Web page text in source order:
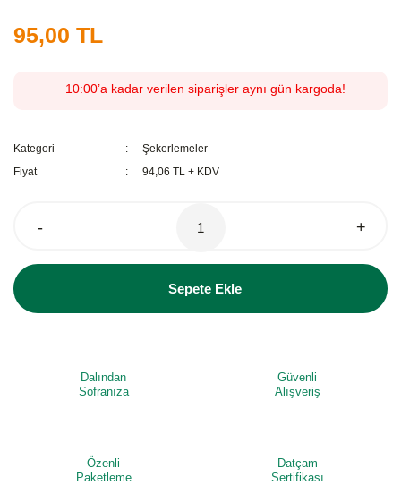
95,00 TL
10:00’a kadar verilen siparişler aynı gün kargoda!
Kategori
Şekerlemeler
Fiyat
94,06 TL + KDV
- +
Sepete Ekle
Dalından
Sofranıza
Güvenli
Alışveriş
Özenli
Paketleme
Datçam
Sertifikası